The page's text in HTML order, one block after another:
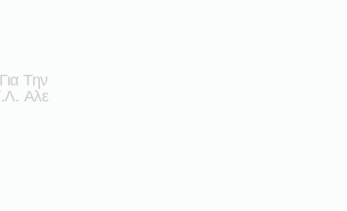
Την
Αλε